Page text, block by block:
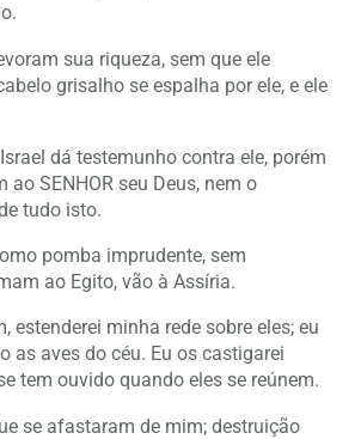
sua riqueza, sem que ele
grisalho se espalha por ele, e ele
dá testemunho contra ele, porém
ao SENHOR seu Deus, nem o
tudo isto.
pomba imprudente, sem
ao Egito, vão à Assíria.
estenderei minha rede sobre eles; eu
as aves do céu. Eu os castigarei
tem ouvido quando eles se reúnem.
se afastaram de mim; destruição